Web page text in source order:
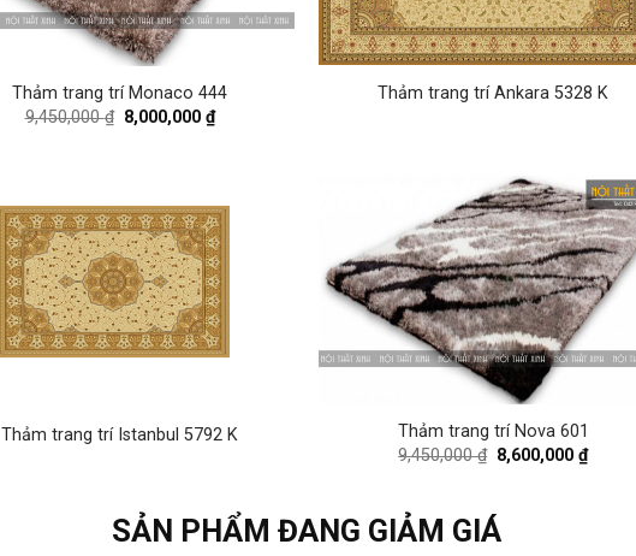
Thảm trang trí Monaco 444
9,450,000₫ Original
price
8,000,000 ₫Current
price
Thảm trang trí Ankara 5328 K
Thảm trang trí Istanbul 5792 K
Thảm trang trí Nova 601
9,450,000₫ Original
price
8,600,000₫Current
price
SẢN PHẨM ĐANG GIẢM GIÁ